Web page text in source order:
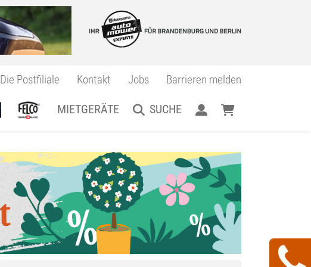
Die Postfiliale Kontakt Jobs Barrieren melden
MIETGERÄTE SUCHE